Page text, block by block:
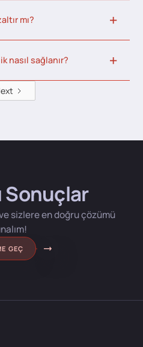
mı?
nasıl sağlanır?
Sonuçlar
sizlere en doğru çözümü
GEÇ